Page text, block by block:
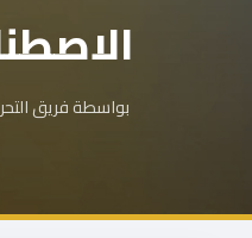
بواسطة فريق